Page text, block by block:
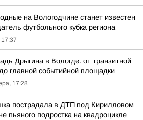
на Вологодчине станет известен
футбольного кубка региона
17:37
Дрыгина в Вологде: от транзитной
главной событийной площадки
17:28
пострадала в ДТП под Кирилловом
пьяного подростка на квадроцикле